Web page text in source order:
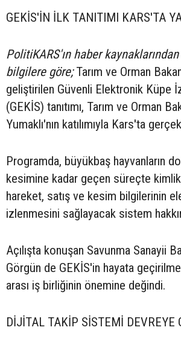
GEKİS'İN İLK TANITIMI KARS'TA
PolitiKARS'ın haber
bilgilere göre;Tarım ve Orman
geliştirilen Güvenli Elektronik Küpe
(GEKİS) tanıtımı, Tarım ve Orman
Yumaklı'nın katılımıyla Kars'ta
Programda, büyükbaş hayvanların
kesimine kadar geçen süreçte kimlik,
hareket, satış ve kesim bilgilerinin
izlenmesini sağlayacak sistem
Açılışta konuşan Savunma Sanayii
Görgün de GEKİS'in hayata
arası iş birliğinin önemine değindi.
DİJİTAL TAKİP SİSTEMİ DEVREYE